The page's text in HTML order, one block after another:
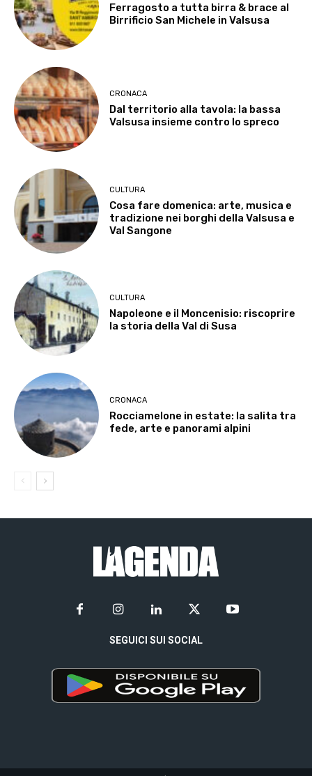
Ferragosto a tutta birra & brace al
Birrificio San Michele in Valsusa
CRONACA
Dal territorio alla tavola: la bassa
Valsusa insieme contro lo spreco
CULTURA
Cosa fare domenica: arte, musica e
tradizione nei borghi della Valsusa e
Val Sangone
CULTURA
Napoleone e il Moncenisio: riscoprire
la storia della Val di Susa
CRONACA
Rocciamelone in estate: la salita tra
fede, arte e panorami alpini
SEGUICI SUI SOCIAL